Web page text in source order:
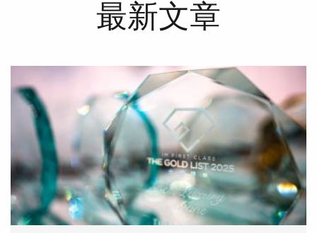
最新文章